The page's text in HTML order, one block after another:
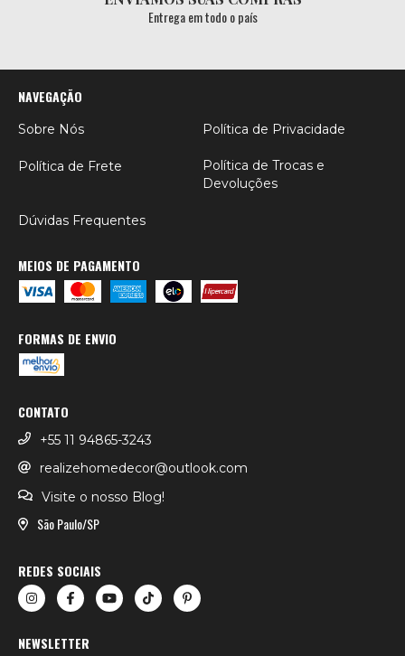
Entrega em todo o país
NAVEGAÇÃO
Sobre Nós Política de Privacidade
Política de Frete
Política de Trocas e
Devoluções
Dúvidas Frequentes
MEIOS DE PAGAMENTO
FORMAS DE ENVIO
CONTATO
+55 11 94865-3243
realizehomedecor@outlook.com
Visite o nosso Blog!
São Paulo/SP
REDES SOCIAIS
NEWSLETTER